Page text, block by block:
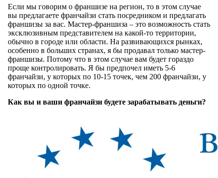
Если мы говорим о франшизе на регион, то в этом случае
вы предлагаете франчайзи стать посредником и предлагать
франшизы за вас. Мастер-франшиза – это возможность стать
эксклюзивным представителем на какой-то территории,
обычно в городе или области. На развивающихся рынках,
особенно в больших странах, я бы продавал только мастер-
франшизы. Потому что в этом случае вам будет гораздо
проще контролировать. Я бы предпочел иметь 5-6
франчайзи, у которых по 10-15 точек, чем 200 франчайзи, у
которых по одной точке.
Как вы и ваши франчайзи будете зарабатывать деньги?